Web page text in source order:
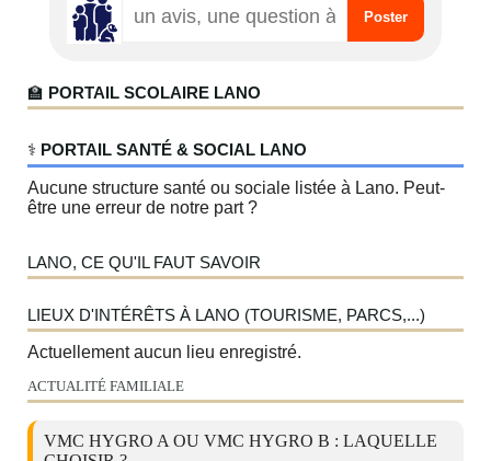
🏫 PORTAIL SCOLAIRE LANO
‍⚕️ PORTAIL SANTÉ & SOCIAL LANO
Aucune structure santé ou sociale listée à Lano. Peut-
être une erreur de notre part ?
LANO, CE QU'IL FAUT SAVOIR
LIEUX D'INTÉRÊTS À LANO (TOURISME, PARCS,...)
Actuellement aucun lieu enregistré.
ACTUALITÉ FAMILIALE
VMC HYGRO A OU VMC HYGRO B : LAQUELLE